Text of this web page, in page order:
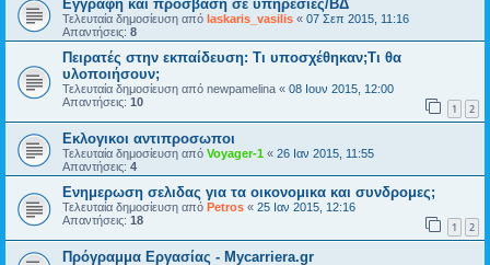
Εγγραφή και πρόσβαση σε υπηρεσίες/ΒΔ
Τελευταία δημοσίευση από laskaris_vasilis « 07 Σεπ 2015, 11:16
Απαντήσεις: 8
Πειρατές στην εκπαίδευση: Τι υποσχέθηκαν;Τι θα
υλοποιήσουν;
Τελευταία δημοσίευση από newpamelina « 08 Ιουν 2015, 12:00
Απαντήσεις: 10 1 2
Εκλογικοι αντιπροσωποι
Τελευταία δημοσίευση από Voyager-1 « 26 Ιαν 2015, 11:55
Απαντήσεις: 4
Ενημερωση σελιδας για τα οικονομικα και συνδρομες;
Τελευταία δημοσίευση από Petros « 25 Ιαν 2015, 12:16
Απαντήσεις: 18 1 2
Πρόγραμμα Εργασίας - Mycarriera.gr